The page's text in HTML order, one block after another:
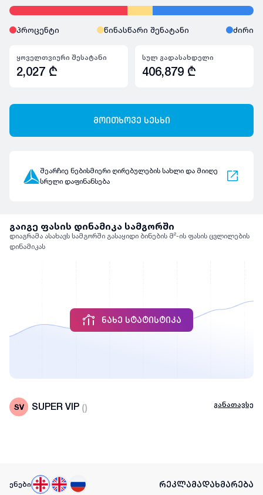
პროცენტი წინასწარი შენატანი ძირი
ყოველთვიური შესატანი
2,027 ₾
სულ გადასახდელი
406,879 ₾
მოითხოვე სესხი
შეარჩიე ნებისმიერი ღირებულების სახლი და მიიღე
სრული დაფინანსება
გაიგე ფასის დინამიკა სამგორში
დიაგრამა ასახავს სამგორში გასაყიდი ბინების მ²-ის ფასის ცვლილების
დინამიკას
ᲜᲐᲮᲔ ᲡᲢᲐᲢᲘᲡᲢᲘᲙᲐ
SUPER VIP () განათავსე
ენები რეკლამადახმარება